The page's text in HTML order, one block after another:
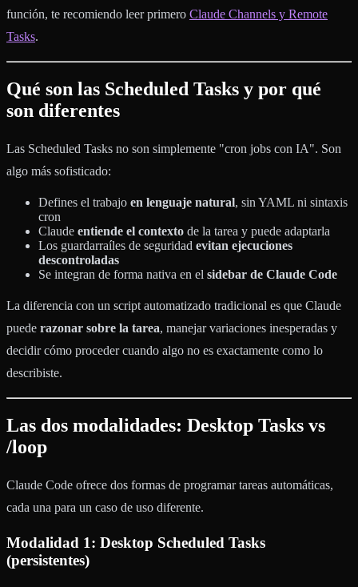
función, te recomiendo leer primero Claude Channels y Remote
Tasks.
Qué son las Scheduled Tasks y por qué
son diferentes
Las Scheduled Tasks no son simplemente "cron jobs con IA". Son
algo más sofisticado:
Defines el trabajo en lenguaje natural, sin YAML ni sintaxis
cron
Claude entiende el contexto de la tarea y puede adaptarla
Los guardarraíles de seguridad evitan ejecuciones
descontroladas
Se integran de forma nativa en el sidebar de Claude Code
La diferencia con un script automatizado tradicional es que Claude
puede razonar sobre la tarea, manejar variaciones inesperadas y
decidir cómo proceder cuando algo no es exactamente como lo
describiste.
Las dos modalidades: Desktop Tasks vs
/loop
Claude Code ofrece dos formas de programar tareas automáticas,
cada una para un caso de uso diferente.
Modalidad 1: Desktop Scheduled Tasks
(persistentes)